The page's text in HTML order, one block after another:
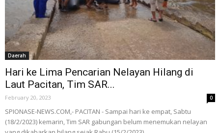
Daerah
Hari ke Lima Pencarian Nelayan Hilang di
Laut Pacitan, Tim SAR...
February 20, 2023 0
SPIONASE-NEWS.COM,- PACITAN - Sampai hari ke empat, Sabtu
(18/2/2023) kemarin, Tim SAR gabungan belum menemukan nelayan